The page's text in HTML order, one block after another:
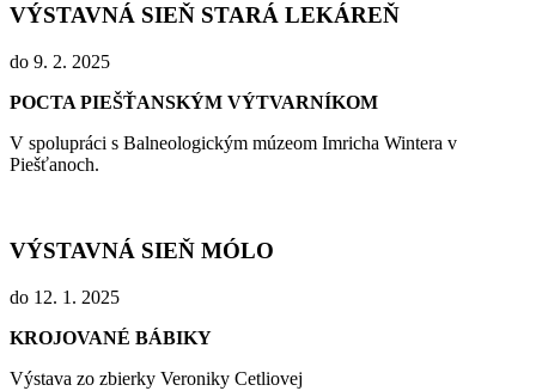
VÝSTAVNÁ SIEŇ STARÁ LEKÁREŇ
do 9. 2. 2025
POCTA PIEŠŤANSKÝM VÝTVARNÍKOM
V spolupráci s Balneologickým múzeom Imricha Wintera v
Piešťanoch.
VÝSTAVNÁ SIEŇ MÓLO
do 12. 1. 2025
KROJOVANÉ BÁBIKY
Výstava zo zbierky Veroniky Cetliovej